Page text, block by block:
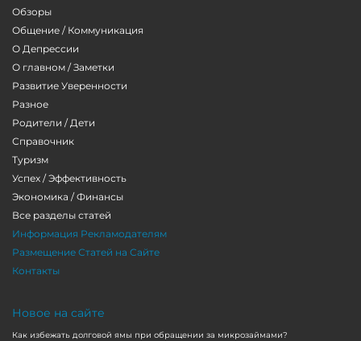
Обзоры
Общение / Коммуникация
О Депрессии
О главном / Заметки
Развитие Уверенности
Разное
Родители / Дети
Справочник
Туризм
Успех / Эффективность
Экономика / Финансы
Все разделы статей
Информация Рекламодателям
Размещение Статей на Сайте
Контакты
Новое на сайте
Как избежать долговой ямы при обращении за микрозаймами?